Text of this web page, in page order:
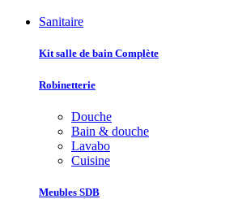
Sanitaire
Kit salle de bain Complète
Robinetterie
Douche
Bain & douche
Lavabo
Cuisine
Meubles SDB